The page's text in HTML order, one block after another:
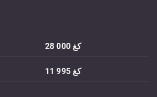
28 000 كغ
11 995 كغ